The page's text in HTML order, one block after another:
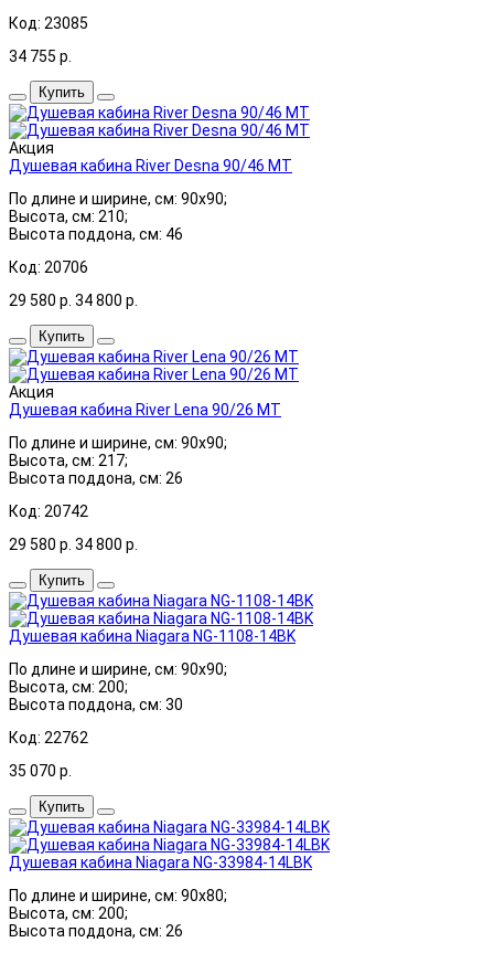
Код: 23085
34 755 р.
Купить
Акция
Душевая кабина River Desna 90/46 MT
По длине и ширине, см: 90x90;
Высота, см: 210;
Высота поддона, см: 46
Код: 20706
29 580 р. 34 800 р.
Купить
Акция
Душевая кабина River Lena 90/26 МТ
По длине и ширине, см: 90x90;
Высота, см: 217;
Высота поддона, см: 26
Код: 20742
29 580 р. 34 800 р.
Купить
Душевая кабина Niagara NG-1108-14BK
По длине и ширине, см: 90x90;
Высота, см: 200;
Высота поддона, см: 30
Код: 22762
35 070 р.
Купить
Душевая кабина Niagara NG-33984-14LBK
По длине и ширине, см: 90x80;
Высота, см: 200;
Высота поддона, см: 26